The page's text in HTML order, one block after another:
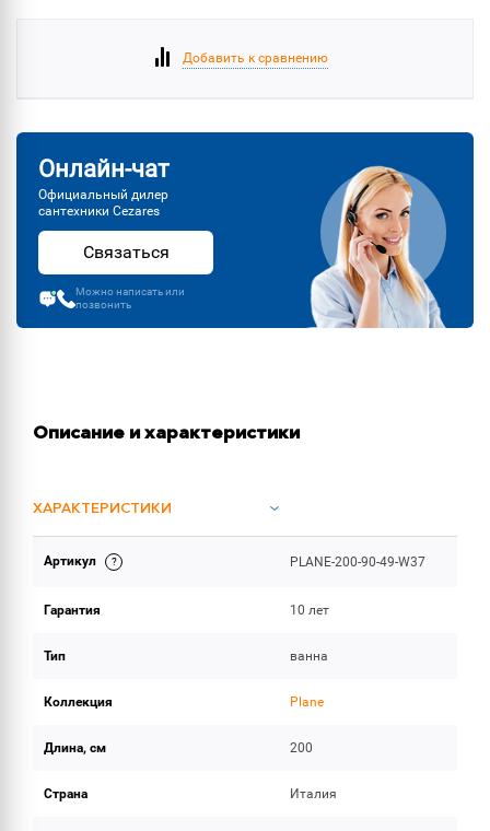
Добавить к сравнению
Онлайн-чат
Официальный дилер
сантехники Cezares
Связаться
Можно написать или
позвонить
Описание и характеристики
ХАРАКТЕРИСТИКИ
ОБЪЕМ ПОСТАВКИ
Артикул PLANE-200-90-49-W37
Гарантия 10 лет
Тип ванна
Коллекция Plane
Длина, см 200
Страна Италия